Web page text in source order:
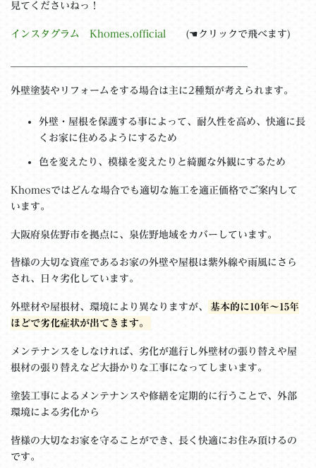
見てくださいねっ！
インスタグラム Khomes.official (☚クリックで飛べます)
外壁塗装やリフォームをする場合は主に2種類が考えられます。
外壁・屋根を保護する事によって、耐久性を高め、快適に長
くお家に住めるようにするため
色を変えたり、模様を変えたりと綺麗な外観にするため
Khomesではどんな場合でも適切な施工を適正価格でご案内して
います。
大阪府泉佐野市を拠点に、泉佐野地域をカバーしています。
皆様の大切な資産であるお家の外壁や屋根は紫外線や雨風にさら
され、日々劣化しています。
外壁材や屋根材、環境により異なりますが、
基本的に10年～15年
ほどで劣化症状が出てきます。
メンテナンスをしなければ、劣化が進行し外壁材の張り替えや屋
根材の張り替えなど大掛かりな工事になってしまいます。
塗装工事によるメンテナンスや修繕を定期的に行うことで、外部
環境による劣化から
皆様の大切なお家を守ることができ、長く快適にお住み頂けるの
です。